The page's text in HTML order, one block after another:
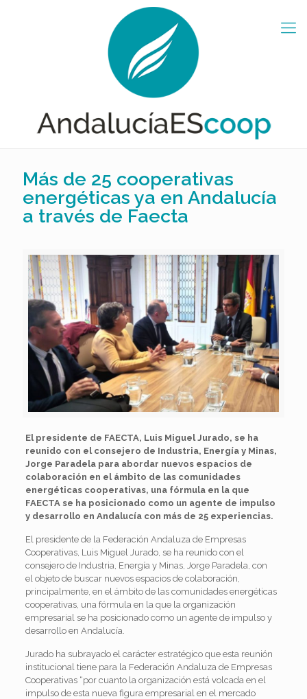
Más de 25 cooperativas
energéticas ya en Andalucía
a través de Faecta
El presidente de FAECTA, Luis Miguel Jurado, se ha
reunido con el consejero de Industria, Energía y Minas,
Jorge Paradela para abordar nuevos espacios de
colaboración en el ámbito de las comunidades
energéticas cooperativas, una fórmula en la que
FAECTA se ha posicionado como un agente de impulso
y desarrollo en Andalucía con más de 25 experiencias.
El presidente de la Federación Andaluza de Empresas
Cooperativas, Luis Miguel Jurado, se ha reunido con el
consejero de Industria, Energía y Minas, Jorge Paradela, con
el objeto de buscar nuevos espacios de colaboración,
principalmente, en el ámbito de las comunidades energéticas
cooperativas, una fórmula en la que la organización
empresarial se ha posicionado como un agente de impulso y
desarrollo en Andalucía.
Jurado ha subrayado el carácter estratégico que esta reunión
institucional tiene para la Federación Andaluza de Empresas
Cooperativas “por cuanto la organización está volcada en el
impulso de esta nueva figura empresarial en el mercado